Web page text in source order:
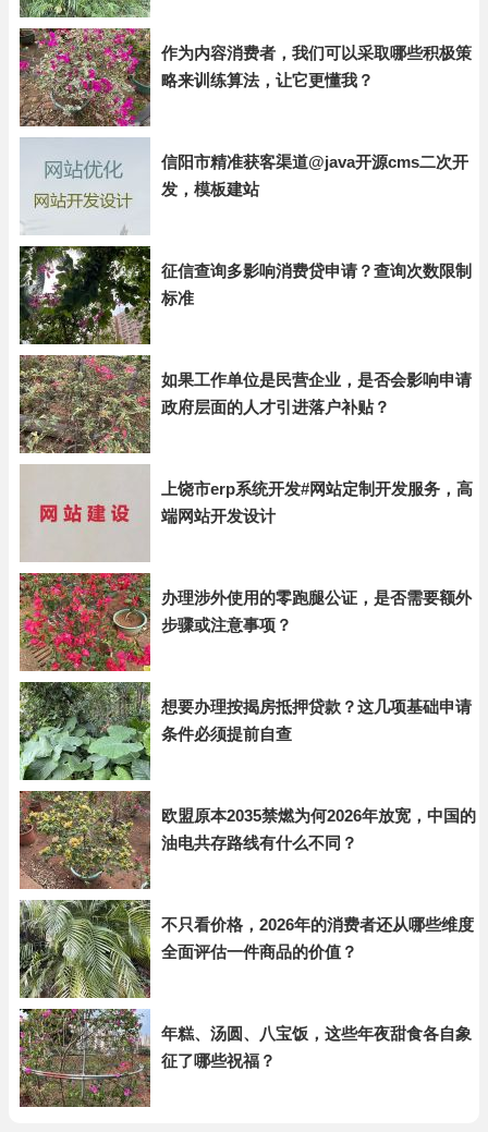
作为内容消费者，我们可以采取哪些积极策
略来训练算法，让它更懂我？
信阳市精准获客渠道@java开源cms二次开
发，模板建站
征信查询多影响消费贷申请？查询次数限制
标准
如果工作单位是民营企业，是否会影响申请
政府层面的人才引进落户补贴？
上饶市erp系统开发#网站定制开发服务，高
端网站开发设计
办理涉外使用的零跑腿公证，是否需要额外
步骤或注意事项？
想要办理按揭房抵押贷款？这几项基础申请
条件必须提前自查
欧盟原本2035禁燃为何2026年放宽，中国的
油电共存路线有什么不同？
不只看价格，2026年的消费者还从哪些维度
全面评估一件商品的价值？
年糕、汤圆、八宝饭，这些年夜甜食各自象
征了哪些祝福？